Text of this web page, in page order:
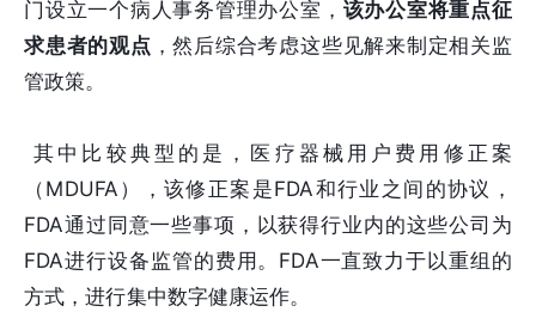
门设立一个病人事务管理办公室， 该办公室将重点征
求患者的观点 ，然后综合考虑这些见解来制定相关监
管政策。
其中比较典型的是，医疗器械用户费用修正案
（MDUFA），该修正案是FDA和行业之间的协议，
FDA通过同意一些事项，以获得行业内的这些公司为
FDA进行设备监管的费用。FDA一直致力于以重组的
方式，进行集中数字健康运作。